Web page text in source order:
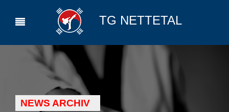
TG NETTETAL
NEWS ARCHIV